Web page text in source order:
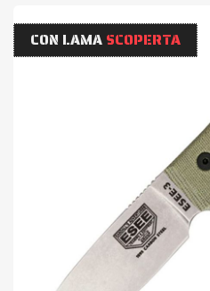
CON LAMA SCOPERTA